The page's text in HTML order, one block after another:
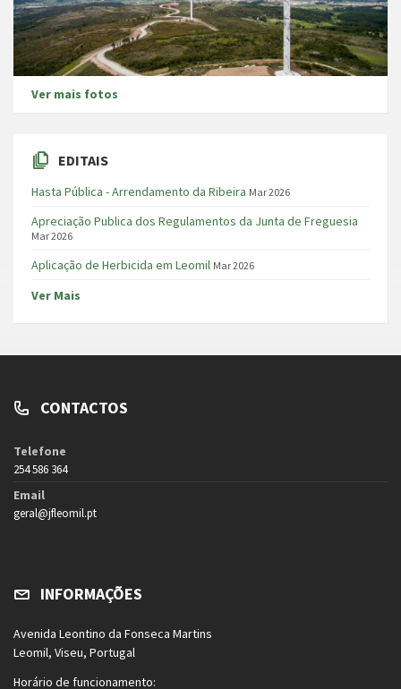
Ver mais fotos
EDITAIS
Hasta Pública - Arrendamento da Ribeira Mar 2026
Apreciação Publica dos Regulamentos da Junta de Freguesia
Mar 2026
Aplicação de Herbicida em Leomil Mar 2026
Ver Mais
CONTACTOS
Telefone
254 586 364
Email
geral@jfleomil.pt
INFORMAÇÕES
Avenida Leontino da Fonseca Martins
Leomil, Viseu, Portugal
Horário de funcionamento: